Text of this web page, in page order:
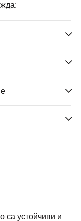
са устойчиви и